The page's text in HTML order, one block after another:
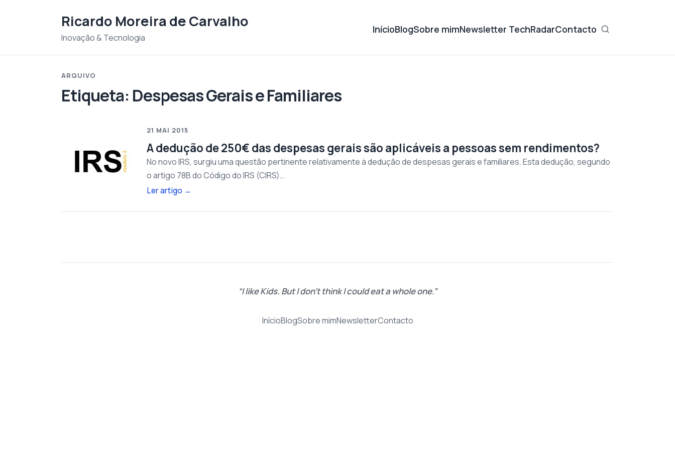
Ricardo Moreira de Carvalho
Inovação & Tecnologia
InícioBlogSobre mimNewsletter TechRadarContacto
ARQUIVO
Etiqueta: Despesas Gerais e Familiares
21 MAI 2015
A dedução de 250€ das despesas gerais são aplicáveis a pessoas sem rendimentos?
No novo IRS, surgiu uma questão pertinente relativamente à dedução de despesas gerais e familiares. Esta dedução, segundo
o artigo 78B do Código do IRS (CIRS)…
Ler artigo →
I like Kids. But I don't think I could eat a whole one.
InícioBlogSobre mimNewsletterContacto